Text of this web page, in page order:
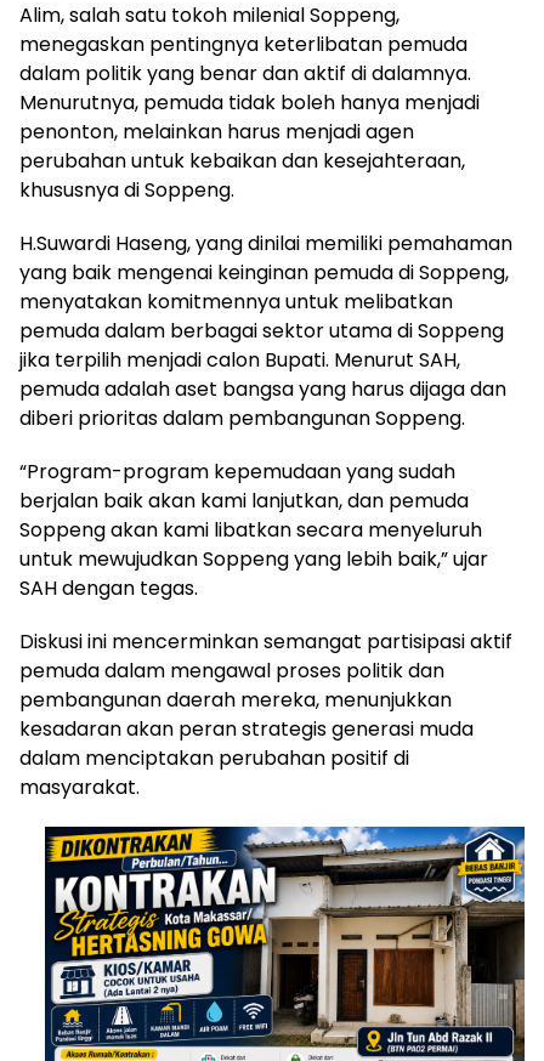
Alim, salah satu tokoh milenial Soppeng,
menegaskan pentingnya keterlibatan pemuda
dalam politik yang benar dan aktif di dalamnya.
Menurutnya, pemuda tidak boleh hanya menjadi
penonton, melainkan harus menjadi agen
perubahan untuk kebaikan dan kesejahteraan,
khususnya di Soppeng.
H.Suwardi Haseng, yang dinilai memiliki pemahaman
yang baik mengenai keinginan pemuda di Soppeng,
menyatakan komitmennya untuk melibatkan
pemuda dalam berbagai sektor utama di Soppeng
jika terpilih menjadi calon Bupati. Menurut SAH,
pemuda adalah aset bangsa yang harus dijaga dan
diberi prioritas dalam pembangunan Soppeng.
“Program-program kepemudaan yang sudah
berjalan baik akan kami lanjutkan, dan pemuda
Soppeng akan kami libatkan secara menyeluruh
untuk mewujudkan Soppeng yang lebih baik,” ujar
SAH dengan tegas.
Diskusi ini mencerminkan semangat partisipasi aktif
pemuda dalam mengawal proses politik dan
pembangunan daerah mereka, menunjukkan
kesadaran akan peran strategis generasi muda
dalam menciptakan perubahan positif di
masyarakat.